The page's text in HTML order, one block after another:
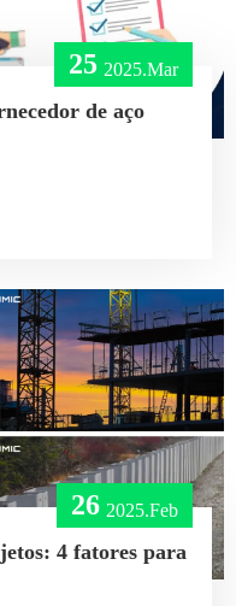
25 2025.Mar
de aço
26 2025.Feb
4 fatores para